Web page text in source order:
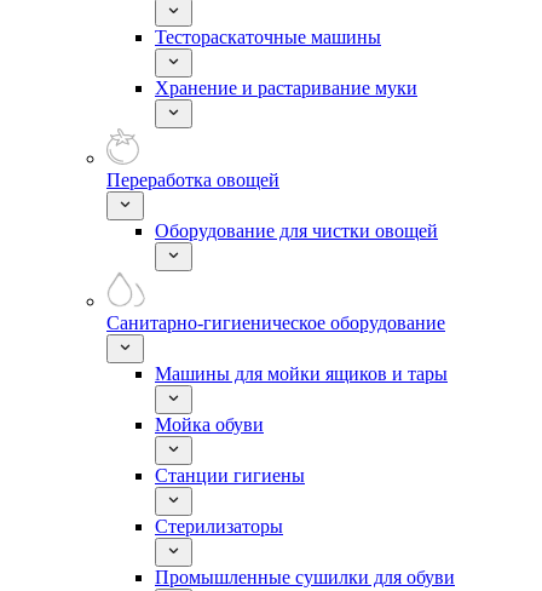
Тестораскаточные машины
Хранение и растаривание муки
Переработка овощей
Оборудование для чистки овощей
Санитарно-гигиеническое оборудование
Машины для мойки ящиков и тары
Мойка обуви
Станции гигиены
Стерилизаторы
Промышленные сушилки для обуви